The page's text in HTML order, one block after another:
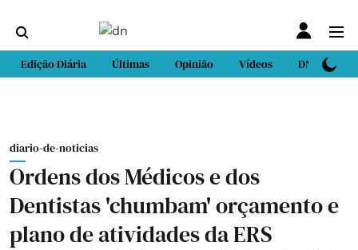
Edição Diária Últimas Opinião Vídeos DN Sport
diario-de-noticias
Ordens dos Médicos e dos
Dentistas 'chumbam' orçamento e
plano de atividades da ERS